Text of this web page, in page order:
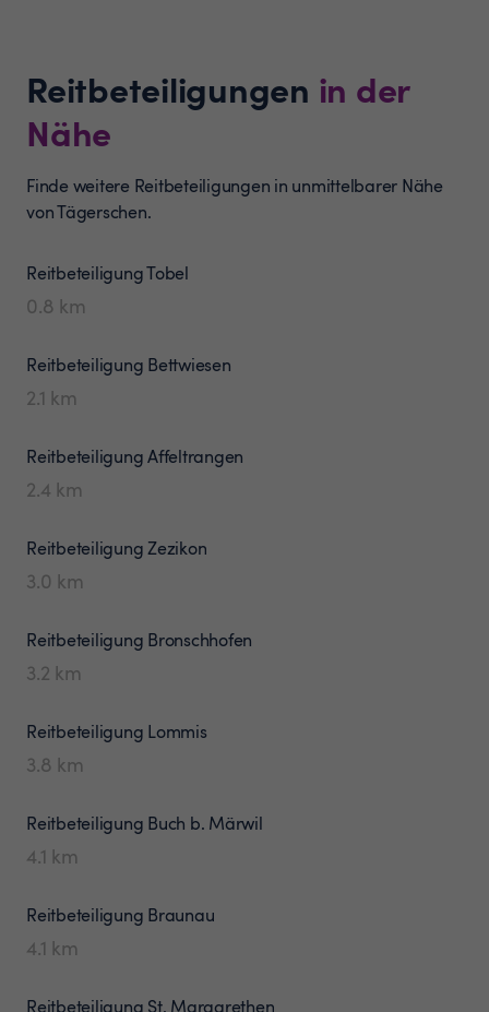
Reitbeteiligungen in der
Nähe
Finde weitere Reitbeteiligungen in unmittelbarer Nähe
von Tägerschen.
ReitbeteiligungTobel
0.8 km
Reitbeteiligung Bettwiesen
2.1 km
ReitbeteiligungAffeltrangen
2.4 km
ReitbeteiligungZezikon
3.0 km
Reitbeteiligung Bronschhofen
3.2 km
Reitbeteiligung Lommis
3.8 km
Reitbeteiligung Buch b. Märwil
4.1 km
Reitbeteiligung Braunau
4.1 km
Reitbeteiligung St. Margarethen